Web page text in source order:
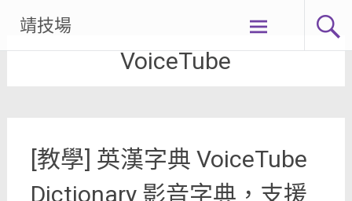
content
靖技場
VoiceTube
[教學] 英漢字典 VoiceTube
Dictionary 影音字典，支援